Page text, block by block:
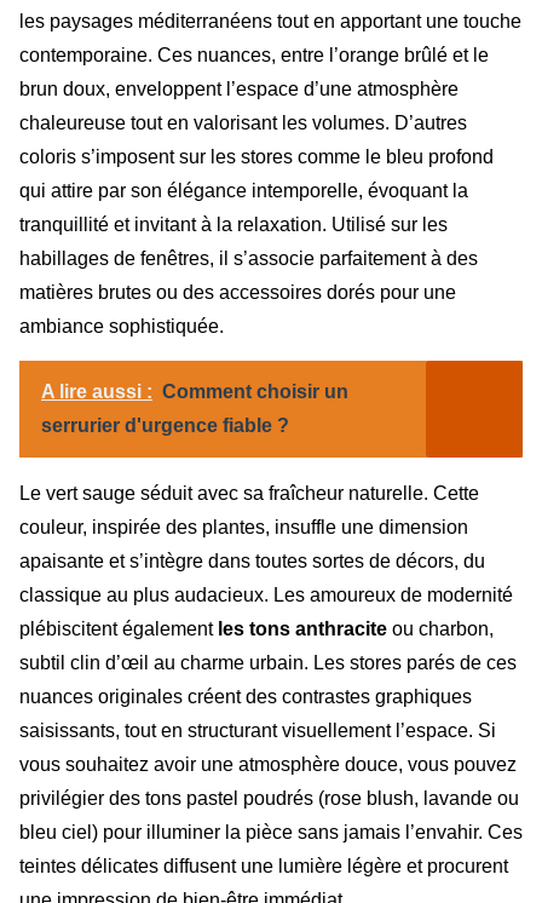
les paysages méditerranéens tout en apportant une touche
contemporaine. Ces nuances, entre l’orange brûlé et le
brun doux, enveloppent l’espace d’une atmosphère
chaleureuse tout en valorisant les volumes. D’autres
coloris s’imposent sur les stores comme le bleu profond
qui attire par son élégance intemporelle, évoquant la
tranquillité et invitant à la relaxation. Utilisé sur les
habillages de fenêtres, il s’associe parfaitement à des
matières brutes ou des accessoires dorés pour une
ambiance sophistiquée.
A lire aussi : Comment choisir un
serrurier d'urgence fiable ?
Le vert sauge séduit avec sa fraîcheur naturelle. Cette
couleur, inspirée des plantes, insuffle une dimension
apaisante et s’intègre dans toutes sortes de décors, du
classique au plus audacieux. Les amoureux de modernité
plébiscitent également les tons anthracite ou charbon,
subtil clin d’œil au charme urbain. Les stores parés de ces
nuances originales créent des contrastes graphiques
saisissants, tout en structurant visuellement l’espace. Si
vous souhaitez avoir une atmosphère douce, vous pouvez
privilégier des tons pastel poudrés (rose blush, lavande ou
bleu ciel) pour illuminer la pièce sans jamais l’envahir. Ces
teintes délicates diffusent une lumière légère et procurent